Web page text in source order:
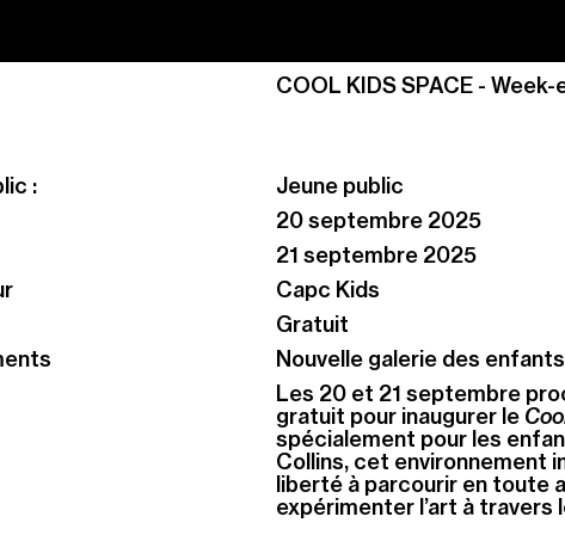
COOL KIDS SPACE -
:
Jeune public
20 septembre 2025
21 septembre 2025
Capc Kids
Gratuit
Nouvelle galerie des
Les 20 et 21 septembre
gratuit pour inaugurer le
spécialement pour les
Collins, cet environnement
liberté à parcourir en toute
expérimenter l’art à travers